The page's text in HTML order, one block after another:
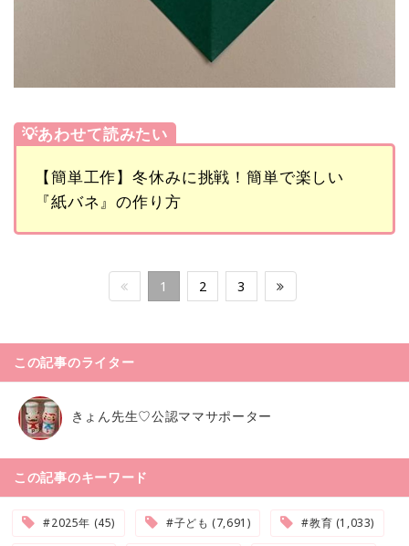
💡あわせて読みたい
【簡単工作】冬休みに挑戦！簡単で楽しい
『紙バネ』の作り方
1 2 3
この記事のライター
きょん先生♡公認ママサポーター
この記事のキーワード
#2025年 (45) #子ども (7,691) #教育 (1,033)